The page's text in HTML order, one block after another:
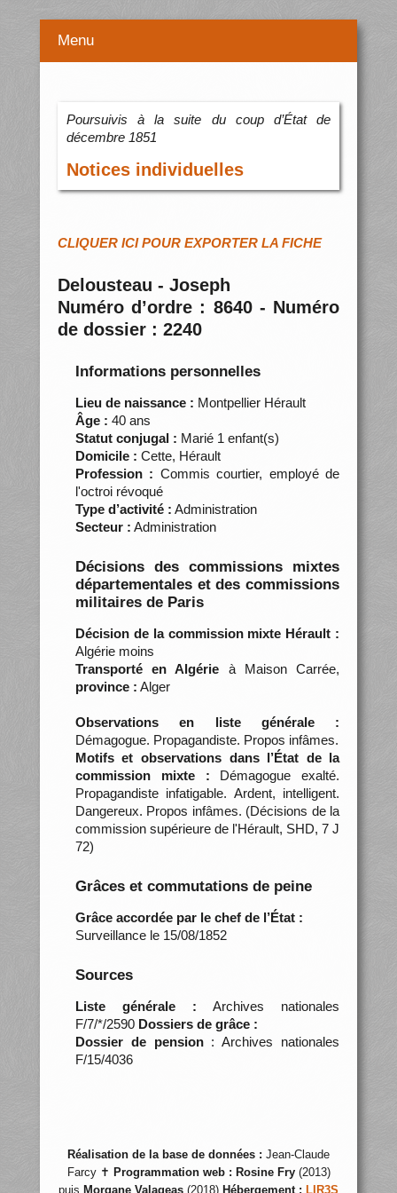
Menu
Poursuivis à la suite du coup d’État de
décembre 1851
Notices individuelles
CLIQUER ICI POUR EXPORTER LA FICHE
Delousteau - Joseph
Numéro d’ordre : 8640 - Numéro
de dossier : 2240
Informations personnelles
Lieu de naissance : Montpellier Hérault
Âge : 40 ans
Statut conjugal : Marié 1 enfant(s)
Domicile : Cette, Hérault
Profession : Commis courtier, employé de
l'octroi révoqué
Type d’activité : Administration
Secteur : Administration
Décisions des commissions mixtes
départementales et des commissions
militaires de Paris
Décision de la commission mixte Hérault :
Algérie moins
Transporté en Algérie à Maison Carrée,
province : Alger
Observations en liste générale :
Démagogue. Propagandiste. Propos infâmes.
Motifs et observations dans l’État de la
commission mixte : Démagogue exalté.
Propagandiste infatigable. Ardent, intelligent.
Dangereux. Propos infâmes. (Décisions de la
commission supérieure de l'Hérault, SHD, 7 J
72)
Grâces et commutations de peine
Grâce accordée par le chef de l’État :
Surveillance le 15/08/1852
Sources
Liste générale : Archives nationales
F/7/*/2590 Dossiers de grâce :
Dossier de pension: Archives nationales
F/15/4036
Réalisation de la base de données : Jean-Claude
Farcy ✝ Programmation web : Rosine Fry(2013)
puis Morgane Valageas (2018) Hébergement : LIR3S